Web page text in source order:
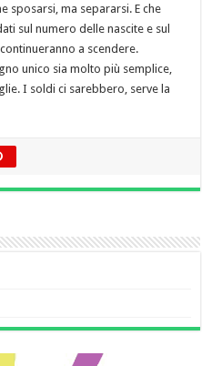
sposarsi, ma separarsi. E che
sul numero delle nascite e sul
a scendere.
unico sia molto più semplice,
I soldi ci sarebbero, serve la